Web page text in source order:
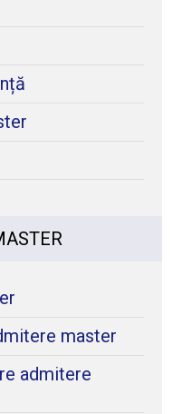
master
admitere